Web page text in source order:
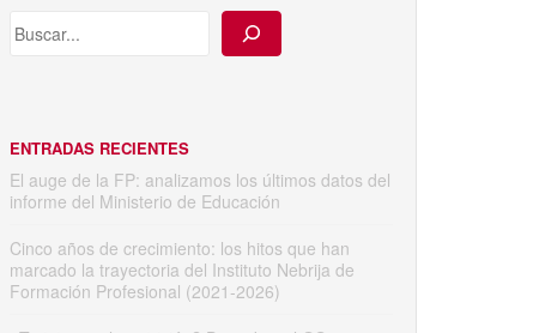
ENTRADAS RECIENTES
El auge de la FP: analizamos los últimos datos del
informe del Ministerio de Educación
Cinco años de crecimiento: los hitos que han
marcado la trayectoria del Instituto Nebrija de
Formación Profesional (2021-2026)